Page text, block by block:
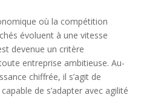
où la compétition
évoluent à une vitesse
devenue un critère
entreprise ambitieuse. Au-
chiffrée, il s’agit de
de s’adapter avec agilité